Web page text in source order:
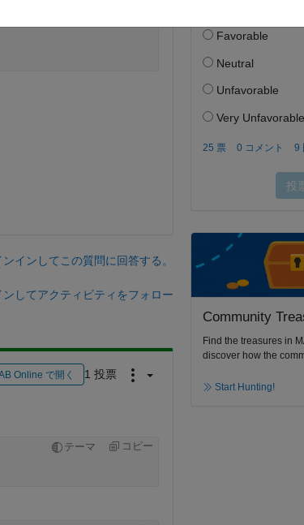
ンインしてこの質問に回答する。
してアクティビティをフォロー
Online で開く 1 投票
テーマ コピー
Community
Find the treasures in
discover how the
Start Hunting!